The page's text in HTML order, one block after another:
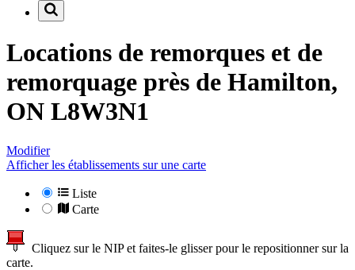
Locations de remorques et de
remorquage près de Hamilton,
ON L8W3N1
Modifier
Afficher les établissements sur une carte
Liste
Carte
Cliquez sur le NIP et faites-le glisser pour le repositionner sur la
carte.